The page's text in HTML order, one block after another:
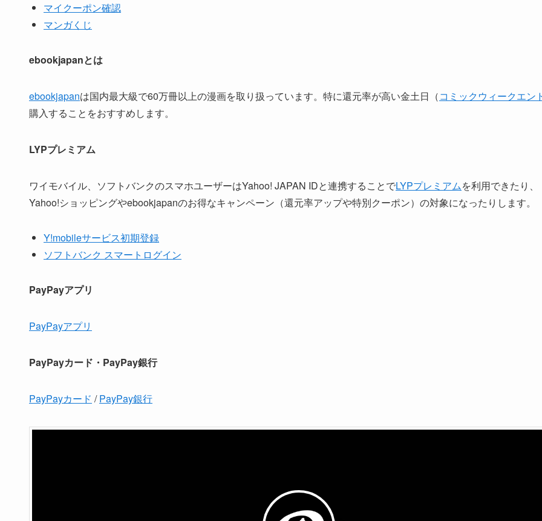
マイクーポン確認
マンガくじ
ebookjapanとは
ebookjapanは国内最大級で60万冊以上の漫画を取り扱っています。特に還元率が高い金土日（コミックウィークエン
購入することをおすすめします。
LYPプレミアム
ワイモバイル、ソフトバンクのスマホユーザーはYahoo! JAPAN IDと連携することでLYPプレミアムを利用できたり、
Yahoo!ショッピングやebookjapanのお得なキャンペーン（還元率アップや特別クーポン）の対象になったりします。
Y!mobileサービス初期登録
ソフトバンク スマートログイン
PayPayアプリ
PayPayアプリ
PayPayカード・PayPay銀行
PayPayカード /PayPay銀行